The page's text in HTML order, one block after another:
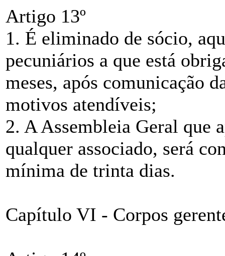
Artigo 13º
1. É eliminado de sócio,
pecuniários a que está
meses, após comunicação
motivos atendíveis;
2. A Assembleia Geral que
qualquer associado, será
mínima de trinta dias.
Capítulo VI - Corpos